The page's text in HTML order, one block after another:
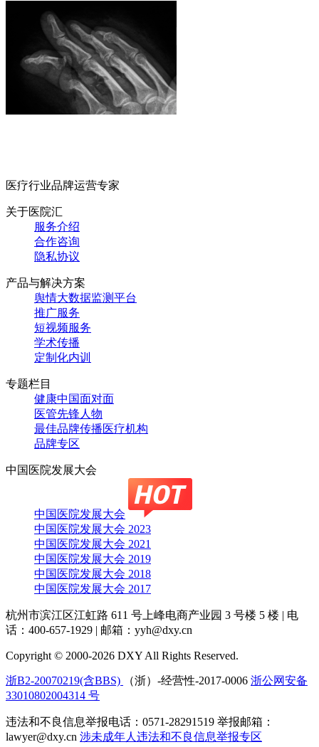
医疗行业品牌运营专家
关于医院汇
服务介绍
合作咨询
隐私协议
产品与解决方案
舆情大数据监测平台
推广服务
短视频服务
学术传播
定制化内训
专题栏目
健康中国面对面
医管先锋人物
最佳品牌传播医疗机构
品牌专区
中国医院发展大会
中国医院发展大会
中国医院发展大会 2023
中国医院发展大会 2021
中国医院发展大会 2019
中国医院发展大会 2018
中国医院发展大会 2017
杭州市滨江区江虹路 611 号上峰电商产业园 3 号楼 5 楼 | 电
话：400-657-1929 | 邮箱：yyh@dxy.cn
Copyright © 2000-2026 DXY All Rights Reserved.
浙B2-20070219(含BBS) （浙）-经营性-2017-0006 浙公网安备
33010802004314 号
违法和不良信息举报电话：0571-28291519 举报邮箱：
lawyer@dxy.cn 涉未成年人违法和不良信息举报专区